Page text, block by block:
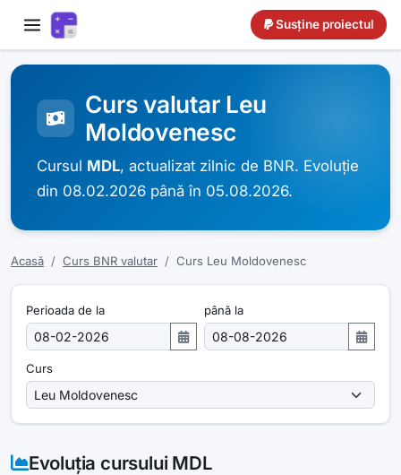
Susține proiectul
Curs valutar Leu
Moldovenesc
Cursul MDL, actualizat zilnic de BNR. Evoluție
din 08.02.2026 până în 05.08.2026.
Acasă Curs BNR valutar Curs Leu Moldovenesc
Perioada de la până la
Curs
Evoluția cursului MDL